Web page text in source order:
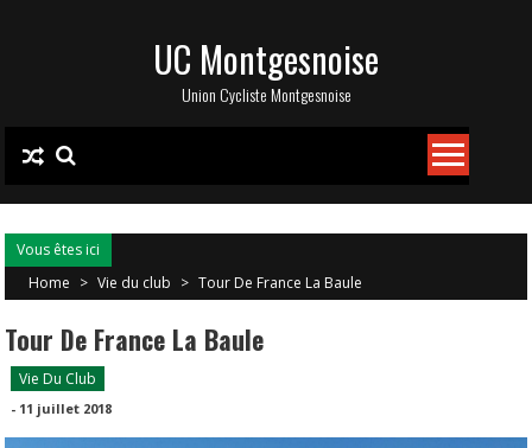
UC Montgesnoise
Union Cycliste Montgesnoise
Vous êtes ici
Home > Vie du club > Tour De France La Baule
Tour De France La Baule
Vie Du Club
- 11 juillet 2018